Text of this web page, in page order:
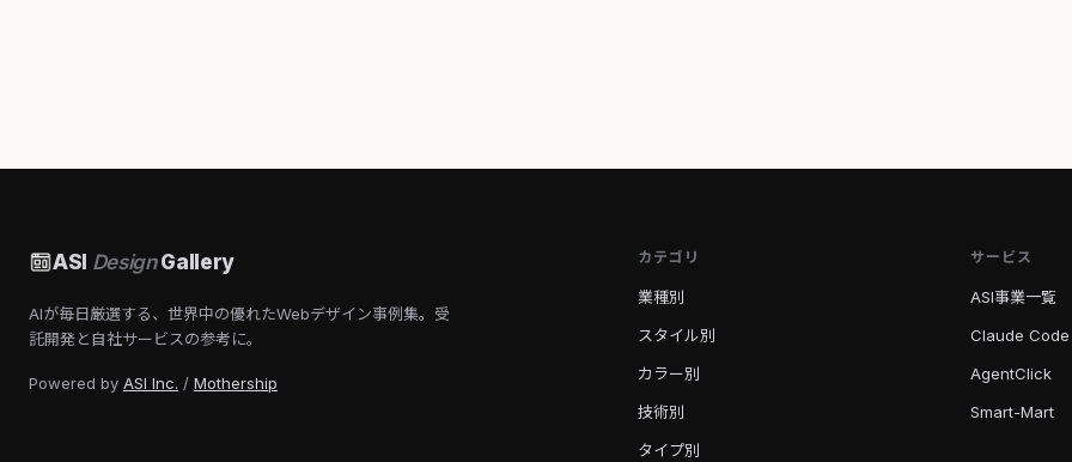
ASI DesignGallery
AIが毎日厳選する、世界中の優れたWebデザイン事例集。受
託開発と自社サービスの参考に。
Powered by ASI Inc. / Mothership
カテゴリ
業種別
スタイル別
カラー別
技術別
タイプ別
サービス
ASI事業一覧
Claude Code
AgentClick
Smart-Mart